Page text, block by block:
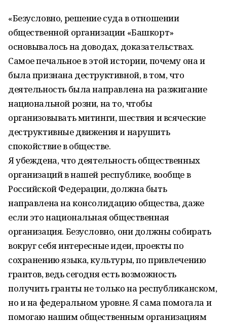
«Безусловно, решение суда в отношении
общественной организации «Башкорт»
основывалось на доводах, доказательствах.
Самое печальное в этой истории, почему она и
была признана деструктивной, в том, что
деятельность была направлена на разжигание
национальной розни, на то, чтобы
организовывать митинги, шествия и всяческие
деструктивные движения и нарушить
спокойствие в обществе.
Я убеждена, что деятельность общественных
организаций в нашей республике, вообще в
Российской Федерации, должна быть
направлена на консолидацию общества, даже
если это национальная общественная
организация. Безусловно, они должны собирать
вокруг себя интересные идеи, проекты по
сохранению языка, культуры, по привлечению
грантов, ведь сегодня есть возможность
получить гранты не только на республиканском,
но и на федеральном уровне. Я сама помогала и
помогаю нашим общественным организациям